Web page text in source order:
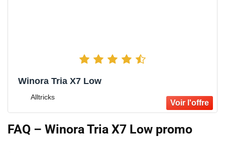
Winora Tria X7 Low
Alltricks
FAQ – Winora Tria X7 Low promo